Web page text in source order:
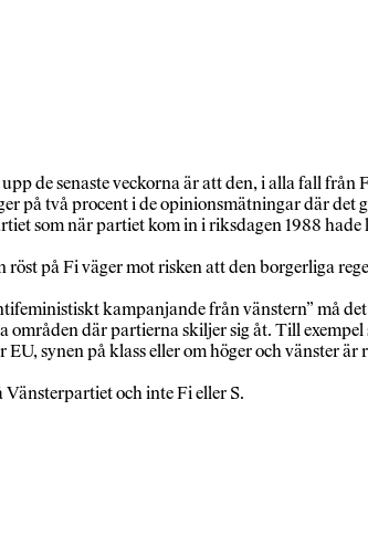
de senaste veckorna är att den, i alla fall från
på två procent i de opinionsmätningar där det
som när partiet kom in i riksdagen 1988
på Fi väger mot risken att den borgerliga
kampanjande från vänstern” må
där partierna skiljer sig åt. Till
synen på klass eller om höger och vänster är
och inte Fi eller S.